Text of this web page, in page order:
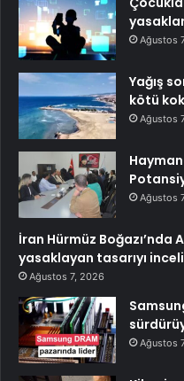
Ağustos
Yağış
kötü
Ağustos
Ağustos
İran Hürmüz Boğazı’nda
yasaklayan tasarıyı
Ağustos 7, 2026
Ağustos